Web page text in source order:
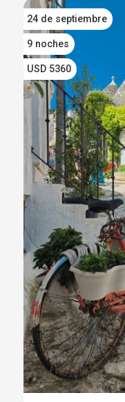
24 de septiembre
9 noches
USD 5360